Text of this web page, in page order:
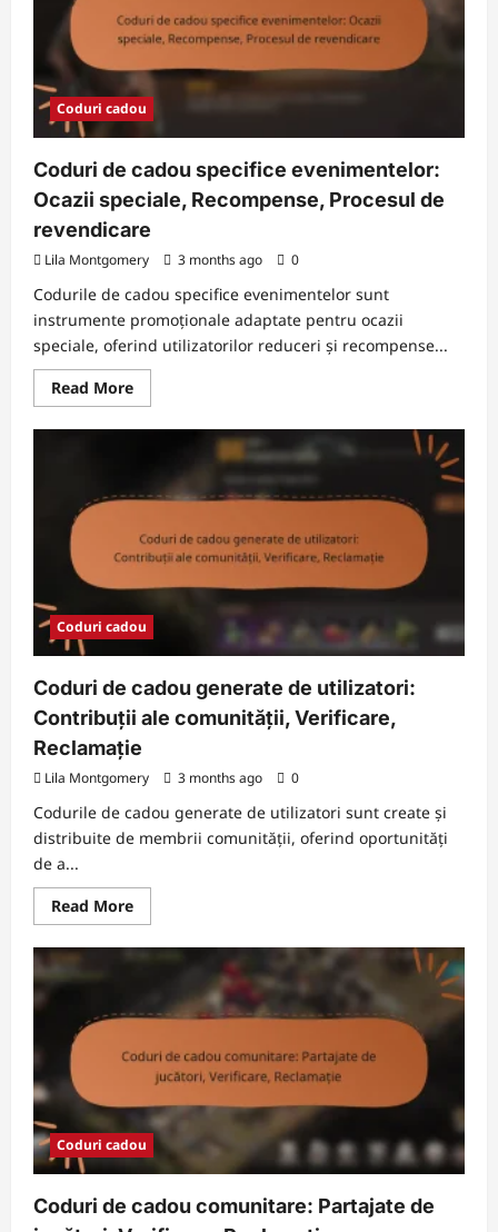
timp,
evenimente
sfaturi
pentru
colecție
Coduri cadou
Coduri de cadou specifice evenimentelor:
Ocazii speciale, Recompense, Procesul de
revendicare
Lila Montgomery 3 months ago 0
Codurile de cadou specifice evenimentelor sunt
instrumente promoționale adaptate pentru ocazii
speciale, oferind utilizatorilor reduceri și recompense...
Read MoreRead
more
Coduri
specifice
evenimentelor:
Recompense,
Procesul
revendicare
Coduri cadou
Coduri de cadou generate de utilizatori:
Contribuții ale comunității, Verificare,
Reclamație
Lila Montgomery 3 months ago 0
Codurile de cadou generate de utilizatori sunt create și
distribuite de membrii comunității, oferind oportunități
de a...
Read MoreRead
more
Coduri
generate
de
ale
comunității,
Verificare,
Reclamație
Coduri cadou
Coduri de cadou comunitare: Partajate de